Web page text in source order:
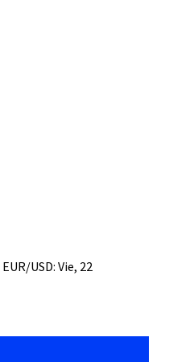
EUR/USD: Vie, 22